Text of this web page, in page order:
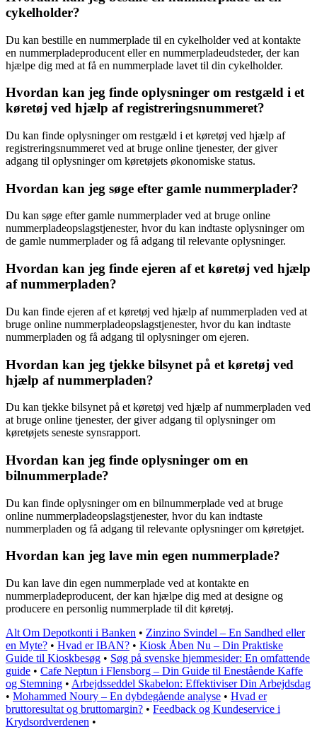
cykelholder?
Du kan bestille en nummerplade til en cykelholder ved at kontakte
en nummerpladeproducent eller en nummerpladeudsteder, der kan
hjælpe dig med at få en nummerplade lavet til din cykelholder.
Hvordan kan jeg finde oplysninger om restgæld i et
køretøj ved hjælp af registreringsnummeret?
Du kan finde oplysninger om restgæld i et køretøj ved hjælp af
registreringsnummeret ved at bruge online tjenester, der giver
adgang til oplysninger om køretøjets økonomiske status.
Hvordan kan jeg søge efter gamle nummerplader?
Du kan søge efter gamle nummerplader ved at bruge online
nummerpladeopslagstjenester, hvor du kan indtaste oplysninger om
de gamle nummerplader og få adgang til relevante oplysninger.
Hvordan kan jeg finde ejeren af et køretøj ved hjælp
af nummerpladen?
Du kan finde ejeren af et køretøj ved hjælp af nummerpladen ved at
bruge online nummerpladeopslagstjenester, hvor du kan indtaste
nummerpladen og få adgang til oplysninger om ejeren.
Hvordan kan jeg tjekke bilsynet på et køretøj ved
hjælp af nummerpladen?
Du kan tjekke bilsynet på et køretøj ved hjælp af nummerpladen ved
at bruge online tjenester, der giver adgang til oplysninger om
køretøjets seneste synsrapport.
Hvordan kan jeg finde oplysninger om en
bilnummerplade?
Du kan finde oplysninger om en bilnummerplade ved at bruge
online nummerpladeopslagstjenester, hvor du kan indtaste
nummerpladen og få adgang til relevante oplysninger om køretøjet.
Hvordan kan jeg lave min egen nummerplade?
Du kan lave din egen nummerplade ved at kontakte en
nummerpladeproducent, der kan hjælpe dig med at designe og
producere en personlig nummerplade til dit køretøj.
Alt Om Depotkonti i Banken • Zinzino Svindel – En Sandhed eller
en Myte? • Hvad er IBAN? • Kiosk Åben Nu – Din Praktiske
Guide til Kioskbesøg • Søg på svenske hjemmesider: En omfattende
guide • Cafe Neptun i Flensborg – Din Guide til Enestående Kaffe
og Stemning • Arbejdsseddel Skabelon: Effektiviser Din Arbejdsdag
• Mohammed Noury – En dybdegående analyse • Hvad er
bruttoresultat og bruttomargin? • Feedback og Kundeservice i
Krydsordverdenen •